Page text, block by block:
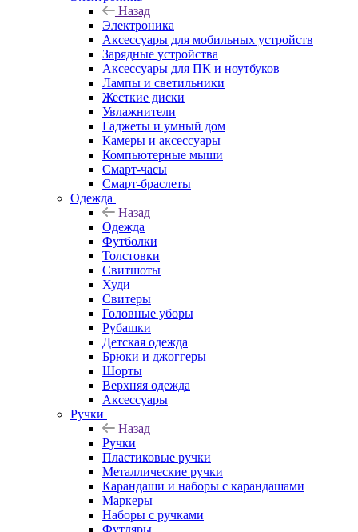
Назад
Электроника
Аксессуары для мобильных устройств
Зарядные устройства
Аксессуары для ПК и ноутбуков
Лампы и светильники
Жесткие диски
Увлажнители
Гаджеты и умный дом
Камеры и аксессуары
Компьютерные мыши
Смарт-часы
Смарт-браслеты
Одежда
Назад
Одежда
Футболки
Толстовки
Свитшоты
Худи
Свитеры
Головные уборы
Рубашки
Детская одежда
Брюки и джоггеры
Шорты
Верхняя одежда
Аксессуары
Ручки
Назад
Ручки
Пластиковые ручки
Металлические ручки
Карандаши и наборы с карандашами
Маркеры
Наборы с ручками
Футляры